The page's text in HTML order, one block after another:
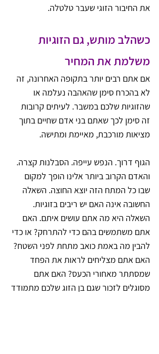
את החיבור הזוגי שעבר טלטלה.
כשהלב מותש, גם הזוגיות
משלמת את המחיר
אם אתם רבים יותר בתקופה האחרונה, זה
לא בהכרח סימן שהאהבה נעלמה או
שהזוגיות שלכם במשבר. לעיתים קרובות
זה סימן לכך שאתם בני אדם שחיים בתוך
מציאות מורכבת, מאיימת ומתישה.
הגוף דרוך. הנפש עייפה. הסבלנות קצרה.
והאדם הקרוב ביותר אלינו הופך למקום
שבו כל המתח הזה יוצא החוצה. השאלה
החשובה אינה האם יש ריבים בזוגיות.
השאלה היא מה אתם עושים איתם. האם
אתם משתמשים בהם כדי להתרחק? או כדי
להבין מה באמת כואב מתחת לפני השטח?
האם אתם מצליחים לראות את הפחד
שמסתתר מאחורי הכעס? האם אתם
מסוגלים לזכור שגם בן הזוג שלכם מתמודד